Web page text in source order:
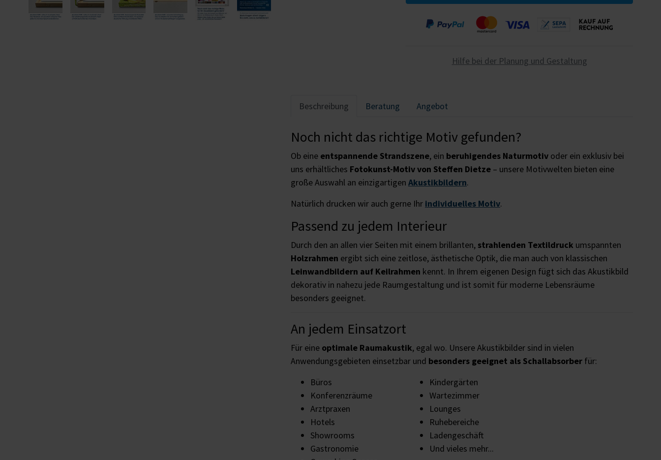
Hilfe bei der Planung und Gestaltung
Beschreibung Beratung Angebot
Noch nicht das richtige Motiv gefunden?
Ob eine entspannende Strandszene, ein beruhigendes Naturmotiv oder ein exklusiv bei
uns erhältliches Fotokunst-Motiv von Steffen Dietze – unsere Motivwelten bieten eine
große Auswahl an einzigartigen Akustikbildern.
Natürlich drucken wir auch gerne Ihr individuelles Motiv.
Passend zu jedem Interieur
Durch den an allen vier Seiten mit einem brillanten, strahlenden Textildruck umspannten
Holzrahmen ergibt sich eine zeitlose, ästhetische Optik, die man auch von klassischen
Leinwandbildern auf Keilrahmen kennt. In Ihrem eigenen Design fügt sich das Akustikbild
dekorativ in nahezu jede Raumgestaltung und ist somit für moderne Lebensräume
besonders geeignet.
An jedem Einsatzort
Für eine optimale Raumakustik, egal wo. Unsere Akustikbilder sind in vielen
Anwendungsgebieten einsetzbar und besonders geeignet als Schallabsorber für:
Büros
Konferenzräume
Arztpraxen
Hotels
Showrooms
Gastronomie
Kindergärten
Wartezimmer
Lounges
Ruhebereiche
Ladengeschäft
Und vieles mehr...